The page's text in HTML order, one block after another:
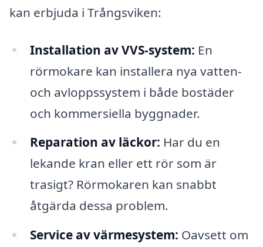
kan erbjuda i Trångsviken:
Installation av VVS-system: En
rörmokare kan installera nya vatten-
och avloppssystem i både bostäder
och kommersiella byggnader.
Reparation av läckor: Har du en
lekande kran eller ett rör som är
trasigt? Rörmokaren kan snabbt
åtgärda dessa problem.
Service av värmesystem: Oavsett om